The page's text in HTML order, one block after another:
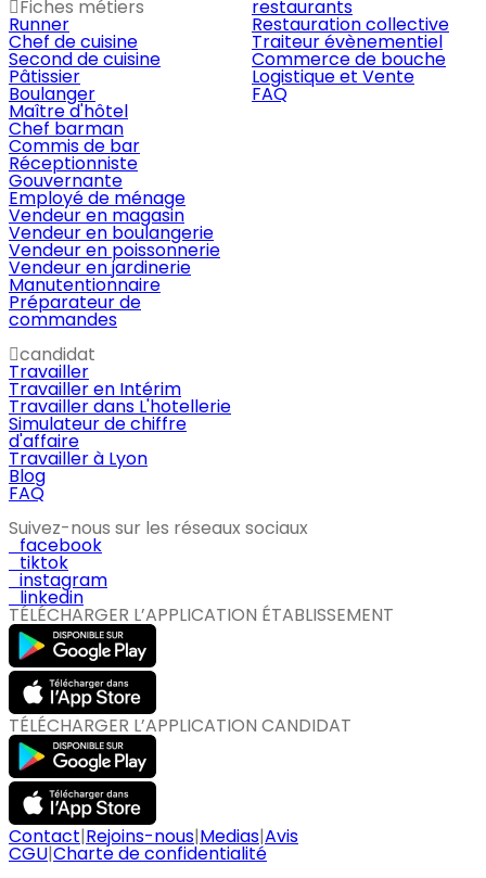
Fiches métiers
Runner
Chef de cuisine
Second de cuisine
Pâtissier
Boulanger
Maître d'hôtel
Chef barman
Commis de bar
Réceptionniste
Gouvernante
Employé de ménage
Vendeur en magasin
Vendeur en boulangerie
Vendeur en poissonnerie
Vendeur en jardinerie
Manutentionnaire
Préparateur de
commandes
restaurants
Restauration collective
Traiteur évènementiel
Commerce de bouche
Logistique et Vente
FAQ
candidat
Travailler
Travailler en Intérim
Travailler dans L'hotellerie
Simulateur de chiffre
d'affaire
Travailler à Lyon
Blog
FAQ
Suivez-nous sur les réseaux sociaux
facebook
tiktok
instagram
linkedin
TÉLÉCHARGER L’APPLICATION ÉTABLISSEMENT
TÉLÉCHARGER L’APPLICATION CANDIDAT
Contact|Rejoins-nous|Medias|Avis
CGU|Charte de confidentialité